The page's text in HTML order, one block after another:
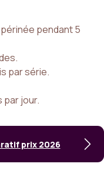
pendant 5
par série.
par jour.
prix 2026